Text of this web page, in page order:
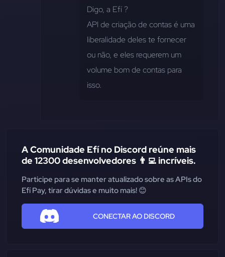
Digo, a Efí ?
API de criação de contas é uma
liberalidade deles te fornecer
ou não, e eles requerem um
volume bom de contas para
isso.
A Comunidade Efí no Discord reúne mais
de 12300 desenvolvedores 👨‍💻 incríveis.
Participe para se manter atualizado sobre as APIs do
Efí Pay, tirar dúvidas e muito mais! 😊
CONECTAR AO DISCORD